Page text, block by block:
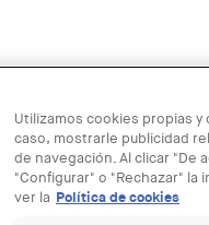
Utilizamos cookies propias
caso, mostrarle publicidad
de navegación. Al clicar "De
"Configurar" o "Rechazar" la
ver la Política de cookies